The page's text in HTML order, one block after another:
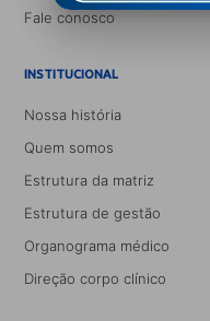
Fale conosco
INSTITUCIONAL
Nossa história
Quem somos
Estrutura da matriz
Estrutura de gestão
Organograma médico
Direção corpo clínico